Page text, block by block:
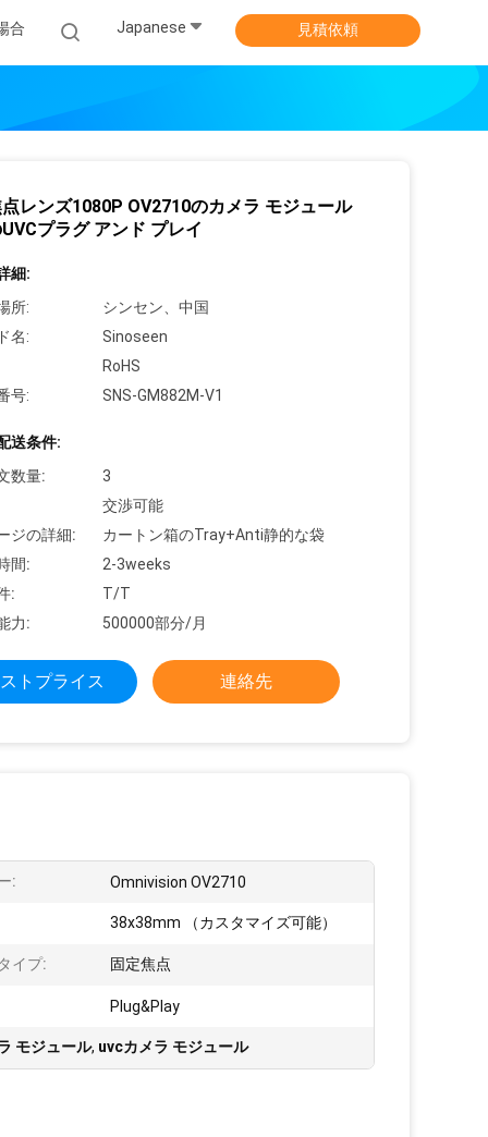
合 Japanese 見積依頼
レンズ1080P OV2710のカメラ モジュール
プラグ アンド プレイ
細:
所:
シンセン、中国
名:
Sinoseen
RoHS
号:
SNS-GM882M-V1
送条件:
数量:
3
交渉可能
ジの詳細:
カートン箱のTray+Anti静的な袋
間:
2-3weeks
:
T/T
力:
500000部分/月
トプライス 連絡先
: Omnivision OV2710
38x38mm （カスタマイズ可能）
イプ: 固定焦点
Plug&Play
モジュール, uvcカメラ モジュール